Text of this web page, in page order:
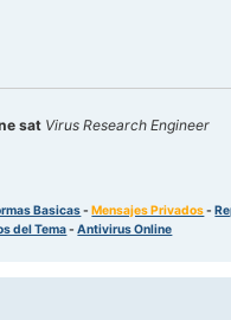
sat Virus Research Engineer
Basicas-Mensajes Privados-
del Tema-Antivirus Online